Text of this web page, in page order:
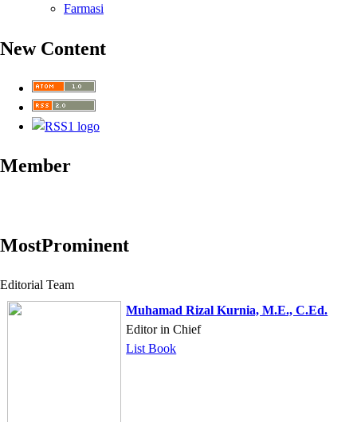
Farmasi
New Content
Member
MostProminent
Editorial Team
Muhamad Rizal Kurnia, M.E., C.Ed.
Editor in Chief
List Book